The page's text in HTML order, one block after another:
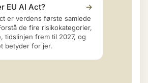
EU AI Act? →
er verdens første samlede
de fire risikokategorier,
tidslinjen frem til 2027, og
betyder for jer.